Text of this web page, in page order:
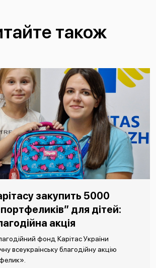
також
закупить 5000
для дітей:
акція
фонд Карітас України
всеукраїнську благодійну акцію